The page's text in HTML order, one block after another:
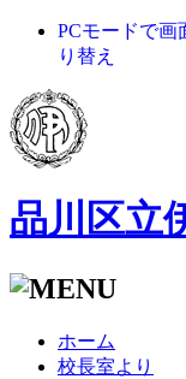
PCモードで画
り替え
品川区立
ホーム
校長室より